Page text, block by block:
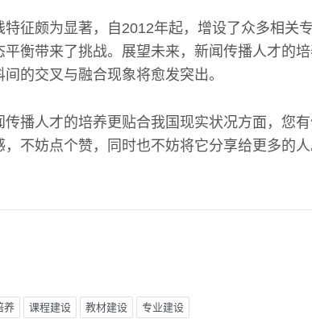
特征颇为显著，自2012年起，增设了众多相关
平衡带来了挑战。展望未来，新闻传播人才的
的交叉与融合现象将愈发突出。
传播人才的培养更贴合我国现实状况方面，您
不妨点个赞，同时也不妨将它分享给更多的人
养 课程建设 教材建设 专业建设